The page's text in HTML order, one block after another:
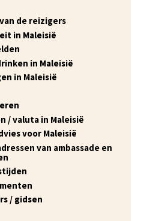
de reizigers
in Maleisië
in Maleisië
in Maleisië
/ valuta in Maleisië
voor Maleisië
van ambassade en
/ gidsen